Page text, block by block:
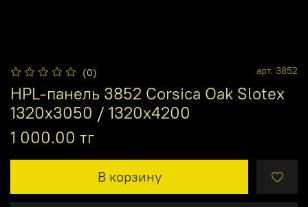
(0) арт. 3852
HPL-панель 3852 Corsica Oak Slotex
1320х3050 / 1320х4200
1 000.00 тг
В корзину